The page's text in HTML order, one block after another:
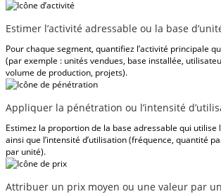
Estimer l’activité adressable ou la base
Pour chaque segment, quantifiez l’activité principale
(par exemple : unités vendues, base installée,
volume de production, projets).
Appliquer la pénétration ou l’intensité
Estimez la proportion de la base adressable qui utilise
ainsi que l’intensité d’utilisation (fréquence, quantité
par unité).
Attribuer un prix moyen ou une valeur par